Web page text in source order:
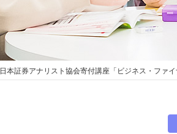
日本証券アナリスト協会寄付講座「ビジネス・ファイ